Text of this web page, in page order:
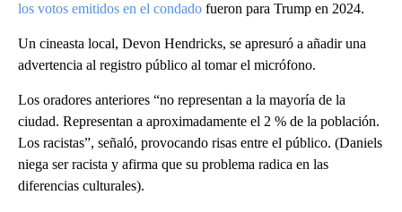
los votos emitidos en el condado fueron para Trump en 2024.
Un cineasta local, Devon Hendricks, se apresuró a añadir una
advertencia al registro público al tomar el micrófono.
Los oradores anteriores “no representan a la mayoría de la
ciudad. Representan a aproximadamente el 2 % de la población.
Los racistas”, señaló, provocando risas entre el público. (Daniels
niega ser racista y afirma que su problema radica en las
diferencias culturales).